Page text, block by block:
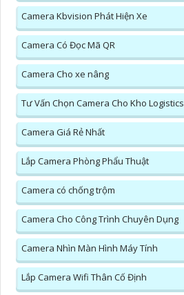
Camera Kbvision Phát Hiện Xe
Camera Có Đọc Mã QR
Camera Cho xe nâng
Tư Vấn Chọn Camera Cho Kho Logistics
Camera Giá Rẻ Nhất
Lắp Camera Phòng Phẩu Thuật
Camera có chống trộm
Camera Cho Công Trình Chuyên Dụng
Camera Nhìn Màn Hình Máy Tính
Lắp Camera Wifi Thân Cố Định